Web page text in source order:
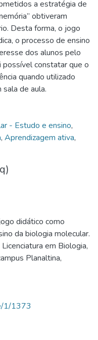
a estratégia de
obtiveram
Desta forma, o jogo
o processo de ensino
dos alunos pelo
constatar que o
quando utilizado
de aula.
- Estudo e ensino,
, Aprendizagem ativa,
didático como
da biologia molecular.
em Biologia,
Planaltina,
1/1373